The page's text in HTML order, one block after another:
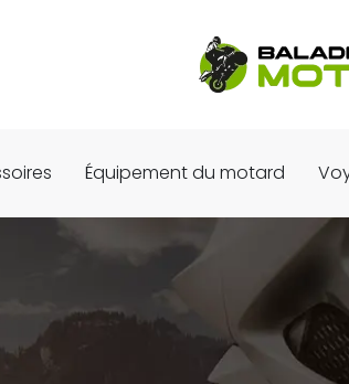
Équipement du motard